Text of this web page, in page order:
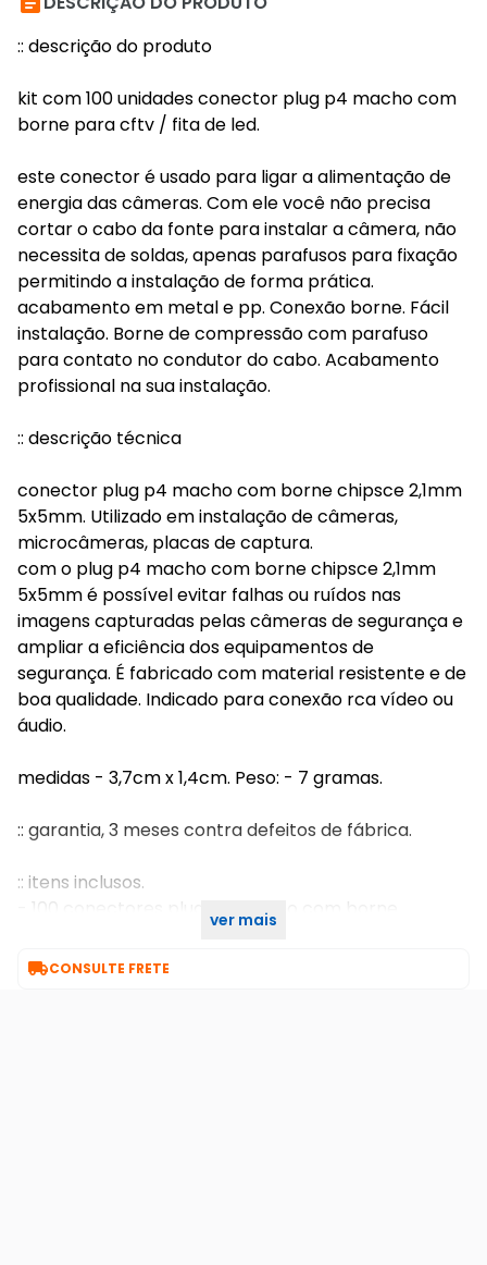
:: descrição do produto
kit com 100 unidades conector plug p4 macho com
borne para cftv / fita de led.
este conector é usado para ligar a alimentação de
energia das câmeras. Com ele você não precisa
cortar o cabo da fonte para instalar a câmera, não
necessita de soldas, apenas parafusos para fixação
permitindo a instalação de forma prática.
acabamento em metal e pp. Conexão borne. Fácil
instalação. Borne de compressão com parafuso
para contato no condutor do cabo. Acabamento
profissional na sua instalação.
:: descrição técnica
conector plug p4 macho com borne chipsce 2,1mm
5x5mm. Utilizado em instalação de câmeras,
microcâmeras, placas de captura.
com o plug p4 macho com borne chipsce 2,1mm
5x5mm é possível evitar falhas ou ruídos nas
imagens capturadas pelas câmeras de segurança e
ampliar a eficiência dos equipamentos de
segurança. É fabricado com material resistente e de
boa qualidade. Indicado para conexão rca vídeo ou
áudio.
medidas - 3,7cm x 1,4cm. Peso: - 7 gramas.
:: garantia, 3 meses contra defeitos de fábrica.
:: itens inclusos.
- 100 conectores plug p4 macho com borne.
ver mais
CONSULTE FRETE